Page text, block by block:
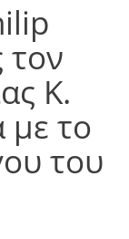
τον
Κ.
με το
του